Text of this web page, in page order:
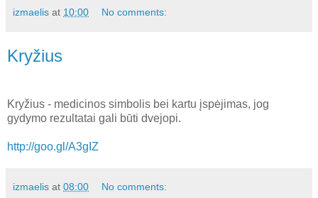
izmaelis at 10:00 No comments:
Kryžius
Kryžius - medicinos simbolis bei kartu įspėjimas, jog
gydymo rezultatai gali būti dvejopi.
http://goo.gl/A3gIZ
izmaelis at 08:00 No comments: